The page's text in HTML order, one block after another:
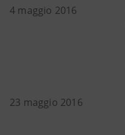
4 maggio 2016
23 maggio 2016